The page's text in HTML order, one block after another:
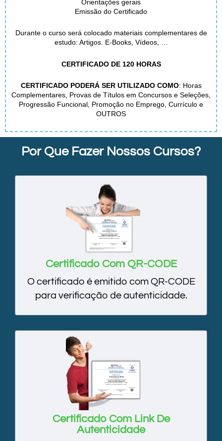
Orientações gerais
Emissão do Certificado
Durante o curso será colocado materiais complementares de
estudo: Artigos. E-Books, Vídeos, …
CERTIFICADO DE 120 HORAS
CERTIFICADO PODERÁ SER UTILIZADO COMO: Horas
Complementares, Provas de Títulos em Concursos e Seleções,
Progressão Funcional, Promoção no Emprego, Currículo e
OUTROS
Por Que Fazer Nossos Cursos?
Certificado Com QR-CODE
O certificado é emitido com QR-CODE
para verificação de autenticidade.
Certificado Com Link De
Autenticidade